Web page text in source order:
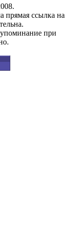
прямая ссылка на
упоминание при